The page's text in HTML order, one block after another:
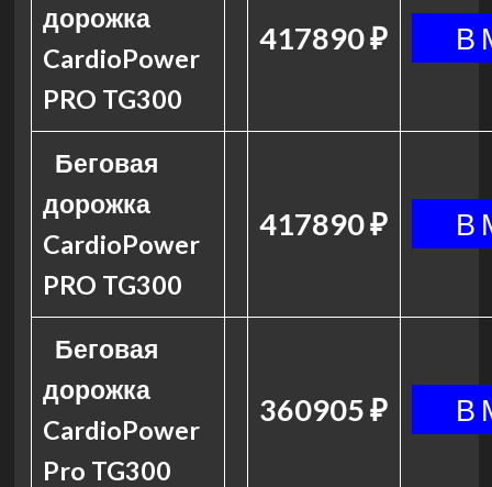
дорожка
CardioPower
PRO TG300
417890 ₽
Беговая
дорожка
CardioPower
PRO TG300
417890 ₽
Беговая
дорожка
CardioPower
Pro TG300
360905 ₽